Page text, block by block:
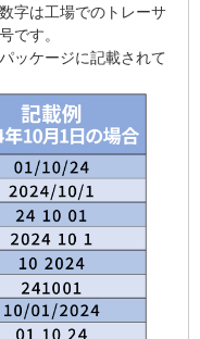
字は工場でのトレーサ
です。
ッケージに記載されて